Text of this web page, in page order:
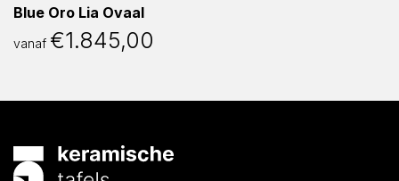
Blue Oro Lia Ovaal
vanaf €1.845,00